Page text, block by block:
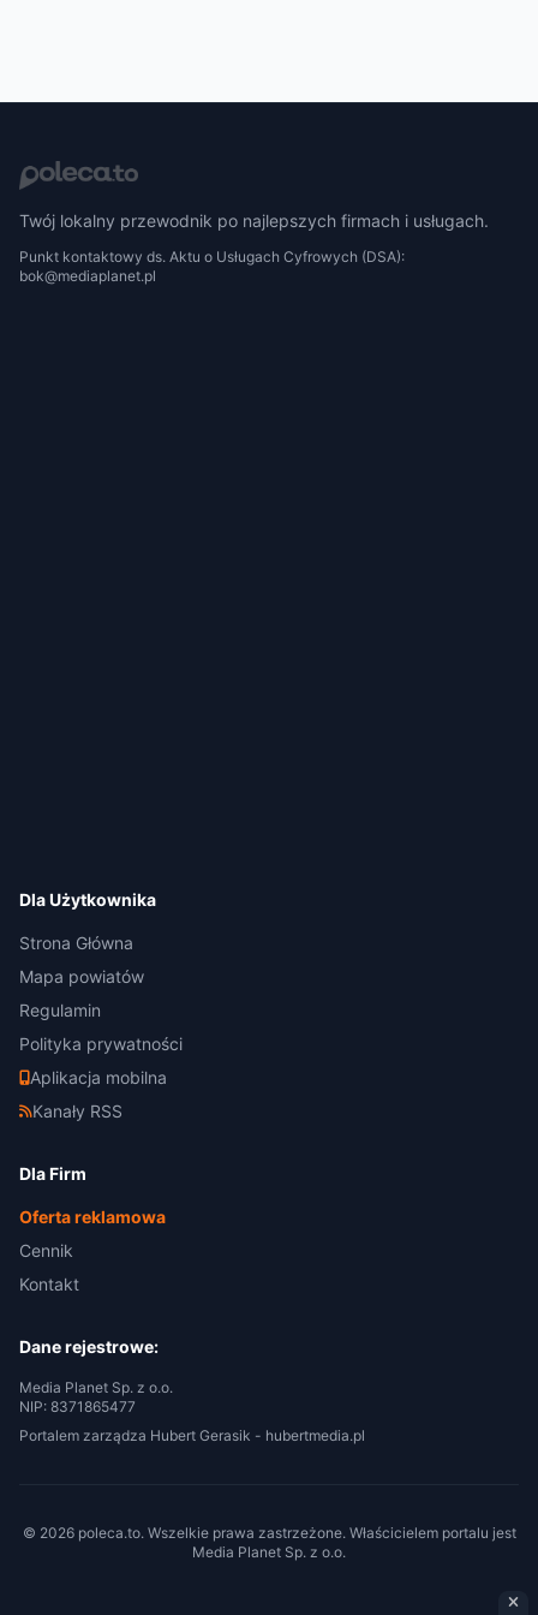
Twój lokalny przewodnik po najlepszych firmach i usługach.
Punkt kontaktowy ds. Aktu o Usługach Cyfrowych (DSA):
bok@mediaplanet.pl
Dla Użytkownika
Strona Główna
Mapa powiatów
Regulamin
Polityka prywatności
Aplikacja mobilna
Kanały RSS
Dla Firm
Oferta reklamowa
Cennik
Kontakt
Dane rejestrowe:
Media Planet Sp. z o.o.
NIP: 8371865477
Portalem zarządza Hubert Gerasik - hubertmedia.pl
© 2026 poleca.to. Wszelkie prawa zastrzeżone. Właścicielem portalu jest
Media Planet Sp. z o.o.